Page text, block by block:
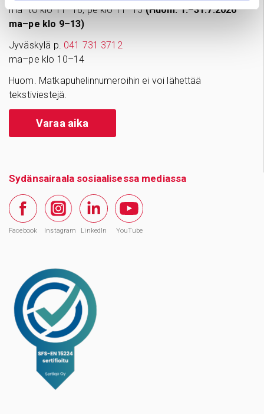
ma–to klo 11–18, pe klo 11–15(Huom. 1.–31.7.2026
ma–pe klo 9–13)
Jyväskylä p. 041 731 3712
ma–pe klo 10–14
Huom. Matkapuhelinnumeroihin ei voi lähettää
tekstiviestejä.
Varaa aika
Sydänsairaala sosiaalisessa mediassa
Facebook Instagram LinkedIn YouTube